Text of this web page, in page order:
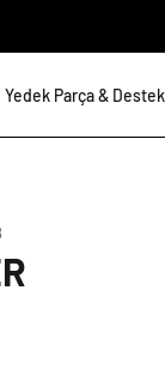
Yedek Parça & Destek